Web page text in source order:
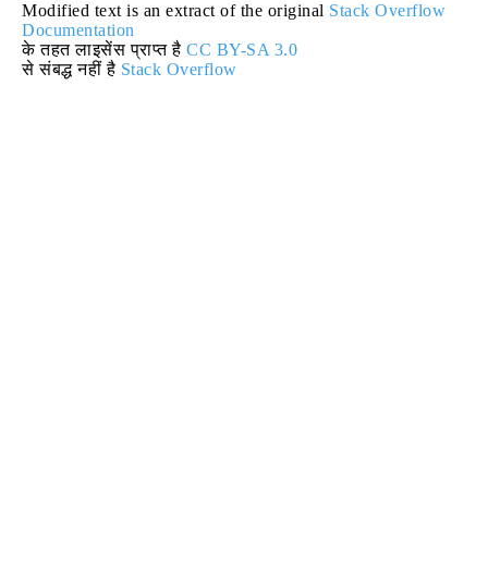
Modified text is an extract of the original Stack Overflow
Documentation
के तहत लाइसेंस प्राप्त है CC BY-SA 3.0
से संबद्ध नहीं है Stack Overflow